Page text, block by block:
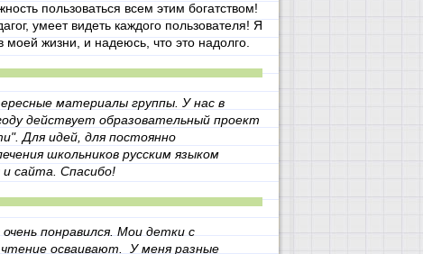
пользоваться всем этим богатством!
умеет видеть каждого пользователя! Я
моей жизни, и надеюсь, что это надолго.
материалы группы. У нас в
действует образовательный проект
Для идей, для постоянно
школьников русским языком
сайта. Спасибо!
понравился. Мои детки с
осваивают.
У меня разные